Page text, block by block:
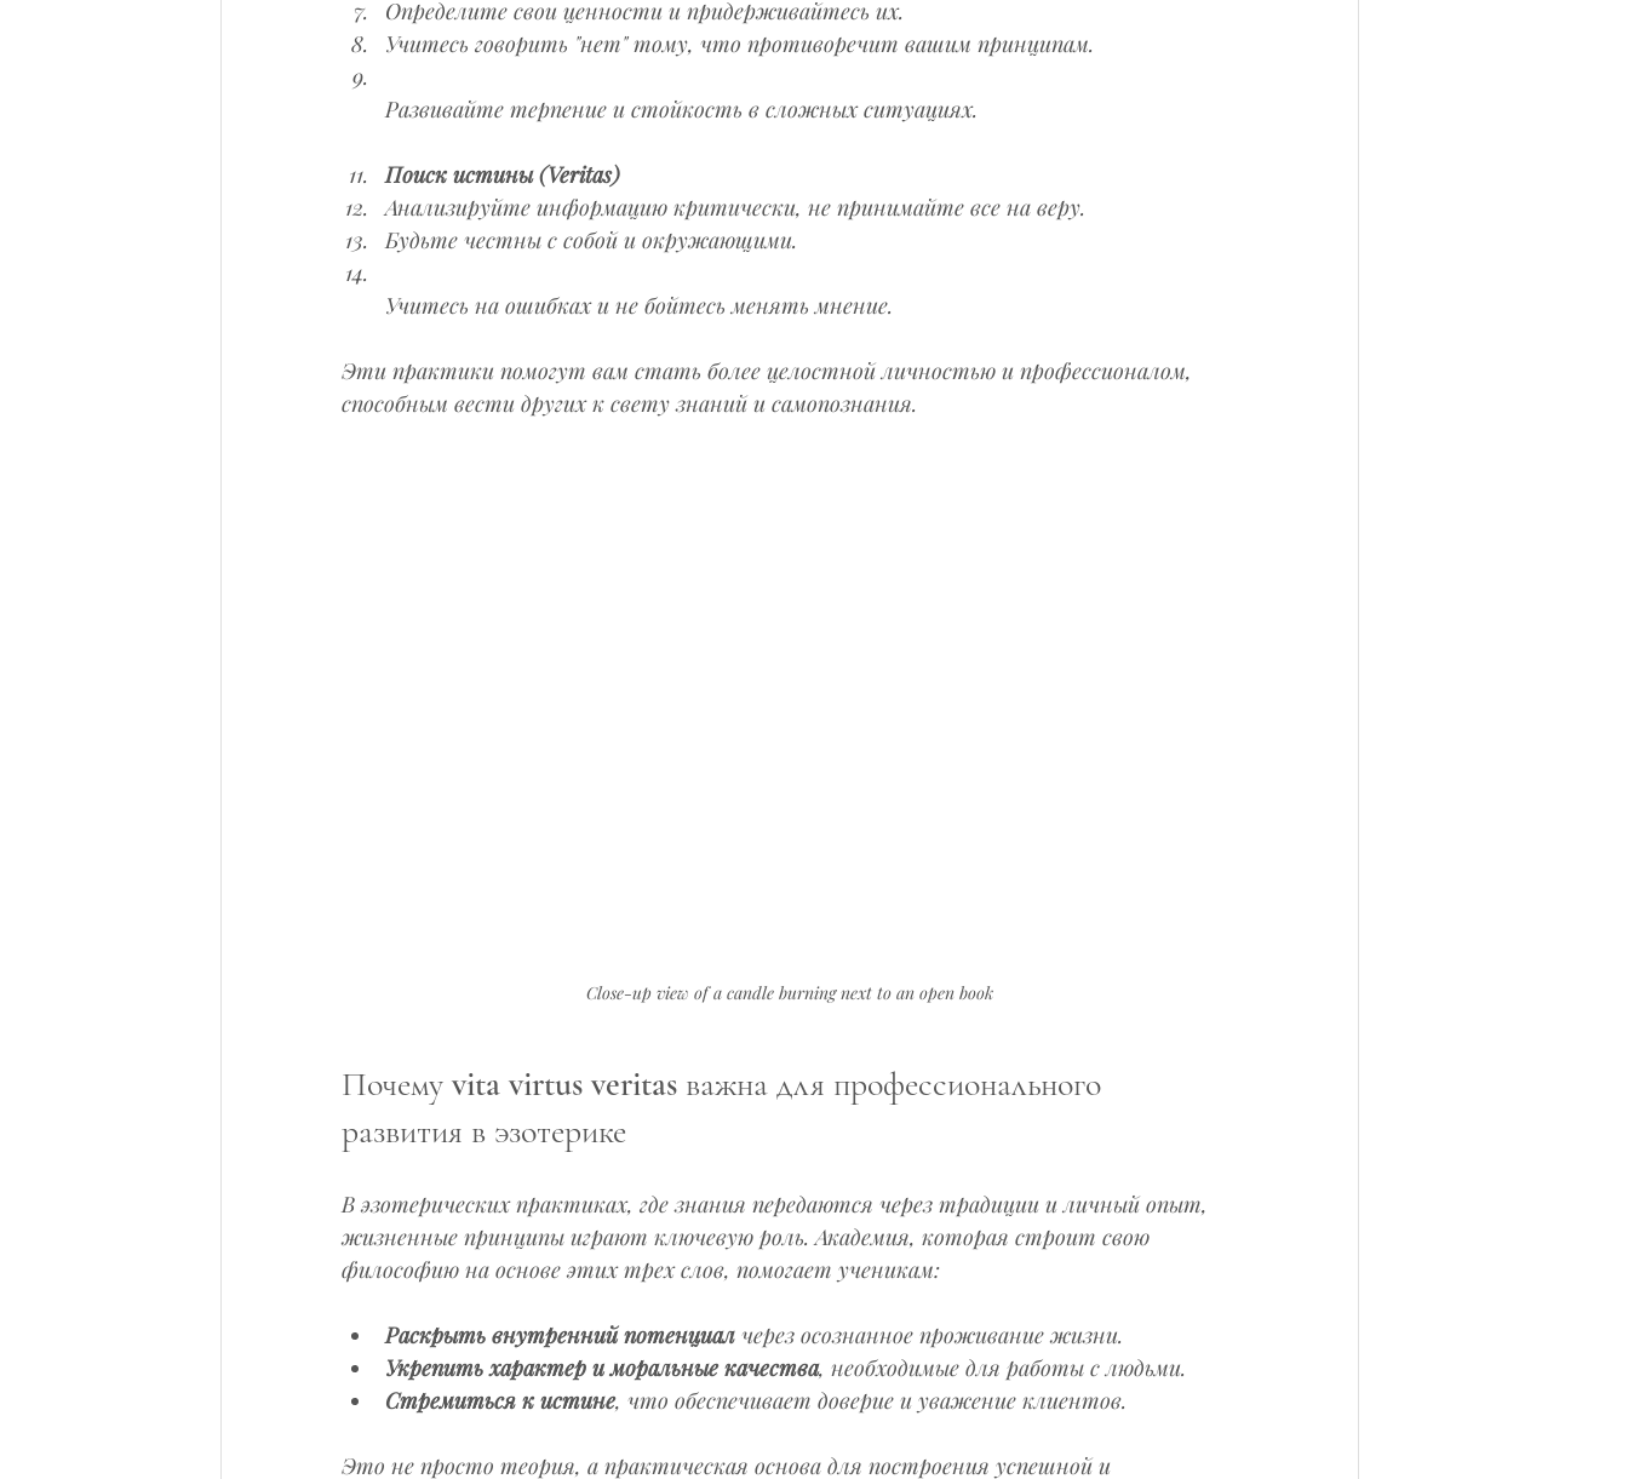
Определите свои ценности и придерживайтесь их.
Учитесь говорить "нет" тому, что противоречит вашим принципам.
Развивайте терпение и стойкость в сложных ситуациях.
Поиск истины (Veritas)
Анализируйте информацию критически, не принимайте все на веру.
Будьте честны с собой и окружающими.
Учитесь на ошибках и не бойтесь менять мнение.
Эти практики помогут вам стать более целостной личностью и профессионалом,
способным вести других к свету знаний и самопознания.
Close-up view of a candle burning next to an open book
Почему vita virtus veritas важна для профессионального
развития в эзотерике
В эзотерических практиках, где знания передаются через традиции и личный опыт,
жизненные принципы играют ключевую роль. Академия, которая строит свою
философию на основе этих трех слов, помогает ученикам:
Раскрыть внутренний потенциал через осознанное проживание жизни.
Укрепить характер и моральные качества, необходимые для работы с людьми.
Стремиться к истине, что обеспечивает доверие и уважение клиентов.
Это не просто теория, а практическая основа для построения успешной и